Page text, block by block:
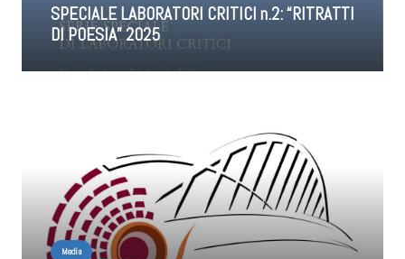
SPECIALE LABORATORI CRITICI n.2: “RITRATTI
DI POESIA” 2025
Media